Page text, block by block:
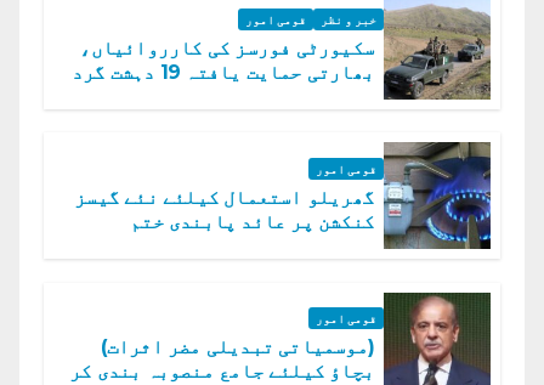
خبر و نظر قومی امور
سکیورٹی فورسز کی کارروائیاں،
بھارتی حمایت یافتہ 19 دہشت گرد
قومی امور
گھریلو استعمال کیلئے نئے گیسز
کنکشن پر عائد پابندی ختم
قومی امور
(موسمیاتی تبدیلی مضر اثرات)
بچاؤ کیلئے جامع منصوبہ بندی کر